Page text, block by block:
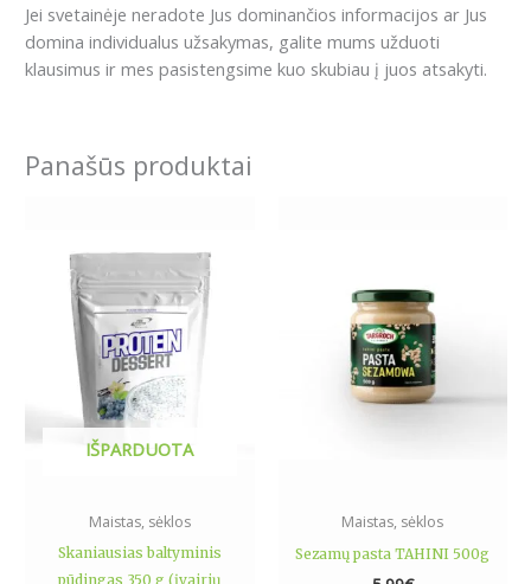
Jei svetainėje neradote Jus dominančios informacijos ar Jus
domina individualus užsakymas, galite mums užduoti
klausimus ir mes pasistengsime kuo skubiau į juos atsakyti.
Panašūs produktai
IŠPARDUOTA
Maistas, sėklos
Skaniausias baltyminis
pūdingas 350 g (įvairių
multiple
variants.
The
options
may
be
chosen
product
page
Maistas, sėklos
Sezamų pasta TAHINI 500g